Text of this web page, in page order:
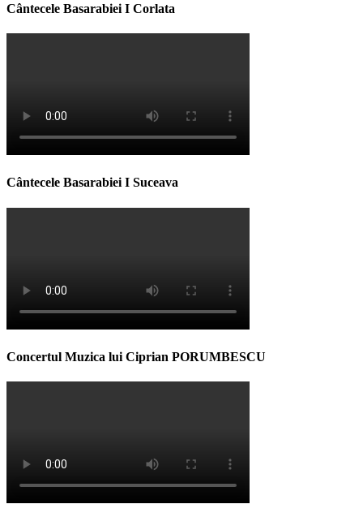
Cântecele Basarabiei I Corlata
Cântecele Basarabiei I Suceava
Concertul Muzica lui Ciprian PORUMBESCU